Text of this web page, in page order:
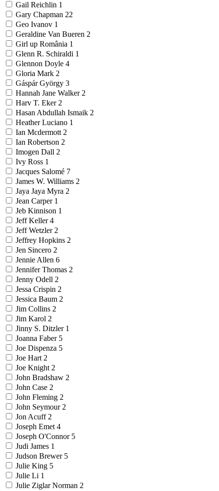
Gail Reichlin 1
Gary Chapman 22
Geo Ivanov 1
Geraldine Van Bueren 2
Girl up România 1
Glenn R. Schiraldi 1
Glennon Doyle 4
Gloria Mark 2
Gáspár György 3
Hannah Jane Walker 2
Harv T. Eker 2
Hasan Abdullah Ismaik 2
Heather Luciano 1
Ian Mcdermott 2
Ian Robertson 2
Imogen Dall 2
Ivy Ross 1
Jacques Salomé 7
James W. Williams 2
Jaya Jaya Myra 2
Jean Carper 1
Jeb Kinnison 1
Jeff Keller4
Jeff Wetzler 2
Jeffrey Hopkins 2
Jen Sincero 2
Jennie Allen 6
Jennifer Thomas 2
Jenny Odell 2
Jessa Crispin 2
Jessica Baum 2
Jim Collins 2
Jim Karol 2
Jinny S. Ditzler 1
Joanna Faber 5
Joe Dispenza 5
Joe Hart 2
Joe Knight 2
John Bradshaw 2
John Case 2
John Fleming 2
John Seymour 2
Jon Acuff 2
Joseph Emet 4
Joseph O'Connor 5
Judi James 1
Judson Brewer 5
Julie King 5
Julie Li 1
Julie Ziglar Norman 2